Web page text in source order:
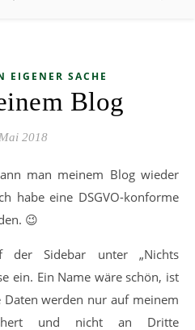
EIGENER SACHE
Blog
2018
man meinem Blog wieder
habe eine DSGVO-konforme
😉
der Sidebar unter „Nichts
ein. Ein Name wäre schön, ist
werden nur auf meinem
und nicht an Dritte